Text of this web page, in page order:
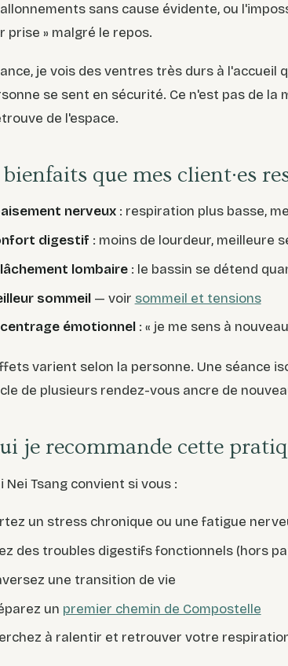
sans cause évidente, ou
prise » malgré le repos.
je vois des ventres très durs à l'accueil
se sent en sécurité. Ce n'est pas de la
de l'espace.
bienfaits que mes client·es
nerveux: respiration plus basse,
digestif : moins de lourdeur, meilleure
lombaire: le bassin se détend
sommeil— voir sommeil et tensions
émotionnel: « je me sens à
varient selon la personne. Une séance
de plusieurs rendez-vous ancre de
je recommande cette
Nei Tsang convient si vous :
un stress chronique ou une fatigue
des troubles digestifs fonctionnels (hors
une transition de vie
un premier chemin de Compostelle
à ralentir et retrouver votre